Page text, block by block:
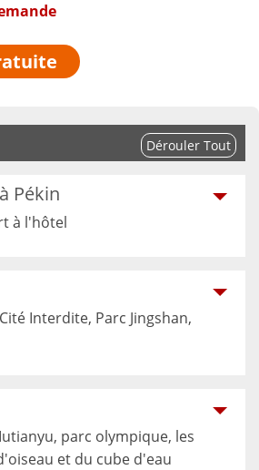
Dérouler Tout
Pékin
à l'hôtel
Interdite, Parc Jingshan,
parc olympique, les
et du cube d'eau